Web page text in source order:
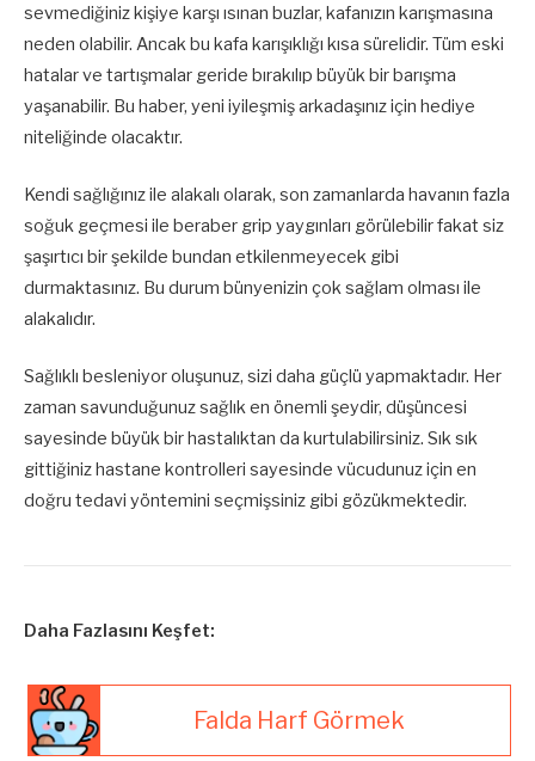
sevmediğiniz kişiye karşı ısınan buzlar, kafanızın karışmasına
neden olabilir. Ancak bu kafa karışıklığı kısa sürelidir. Tüm eski
hatalar ve tartışmalar geride bırakılıp büyük bir barışma
yaşanabilir. Bu haber, yeni iyileşmiş arkadaşınız için hediye
niteliğinde olacaktır.
Kendi sağlığınız ile alakalı olarak, son zamanlarda havanın fazla
soğuk geçmesi ile beraber grip yaygınları görülebilir fakat siz
şaşırtıcı bir şekilde bundan etkilenmeyecek gibi
durmaktasınız. Bu durum bünyenizin çok sağlam olması ile
alakalıdır.
Sağlıklı besleniyor oluşunuz, sizi daha güçlü yapmaktadır. Her
zaman savunduğunuz sağlık en önemli şeydir, düşüncesi
sayesinde büyük bir hastalıktan da kurtulabilirsiniz. Sık sık
gittiğiniz hastane kontrolleri sayesinde vücudunuz için en
doğru tedavi yöntemini seçmişsiniz gibi gözükmektedir.
Daha Fazlasını Keşfet:
Falda Harf Görmek